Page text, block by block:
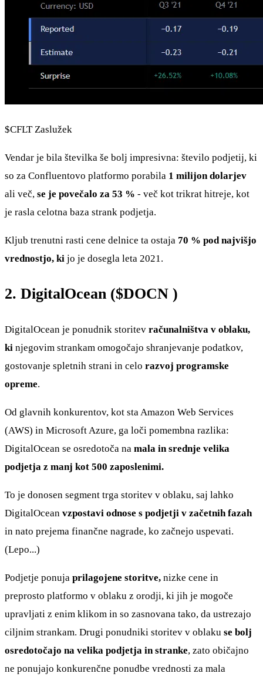
$CFLTZaslužek
Vendar je bila številka še bolj impresivna: število podjetij, ki
so za Confluentovo platformo porabila 1 milijon dolarjev
ali več, se je povečalo za 53 % - več kot trikrat hitreje, kot
je rasla celotna baza strank podjetja.
Kljub trenutni rasti cene delnice ta ostaja 70 % pod najvišjo
vrednostjo, ki jo je dosegla leta 2021.
2. DigitalOcean ($DOCN )
DigitalOcean je ponudnik storitev računalništva v oblaku,
ki njegovim strankam omogočajo shranjevanje podatkov,
gostovanje spletnih strani in celo razvoj programske
opreme.
Od glavnih konkurentov, kot sta Amazon Web Services
(AWS) in Microsoft Azure, ga loči pomembna razlika:
DigitalOcean se osredotoča na mala in srednje velika
podjetja z manj kot 500 zaposlenimi.
To je donosen segment trga storitev v oblaku, saj lahko
DigitalOcean vzpostavi odnose s podjetji v začetnih fazah
in nato prejema finančne nagrade, ko začnejo uspevati.
(Lepo...)
Podjetje ponuja prilagojene storitve, nizke cene in
preprosto platformo v oblaku z orodji, ki jih je mogoče
upravljati z enim klikom in so zasnovana tako, da ustrezajo
ciljnim strankam. Drugi ponudniki storitev v oblaku se bolj
osredotočajo na velika podjetja in stranke, zato običajno
ne ponujajo konkurenčne ponudbe vrednosti za mala